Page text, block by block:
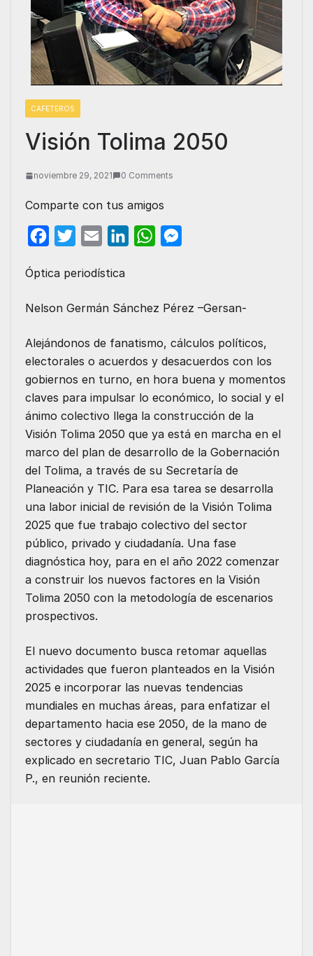
CAFETEROS
Visión Tolima 2050
noviembre 29, 2021 0 Comments
Comparte con tus amigos
c
o
o
k
i
e
r
a
d
I
n
W
A
p
p
n
g
e
r
Óptica periodística
Nelson Germán Sánchez Pérez –Gersan-
Alejándonos de fanatismo, cálculos políticos,
electorales o acuerdos y desacuerdos con los
gobiernos en turno, en hora buena y momentos
claves para impulsar lo económico, lo social y el
ánimo colectivo llega la construcción de la
Visión Tolima 2050 que ya está en marcha en el
marco del plan de desarrollo de la Gobernación
del Tolima, a través de su Secretaría de
Planeación y TIC. Para esa tarea se desarrolla
una labor inicial de revisión de la Visión Tolima
2025 que fue trabajo colectivo del sector
público, privado y ciudadanía. Una fase
diagnóstica hoy, para en el año 2022 comenzar
a construir los nuevos factores en la Visión
Tolima 2050 con la metodología de escenarios
prospectivos.
El nuevo documento busca retomar aquellas
actividades que fueron planteados en la Visión
2025 e incorporar las nuevas tendencias
mundiales en muchas áreas, para enfatizar el
departamento hacia ese 2050, de la mano de
sectores y ciudadanía en general, según ha
explicado en secretario TIC, Juan Pablo García
P., en reunión reciente.